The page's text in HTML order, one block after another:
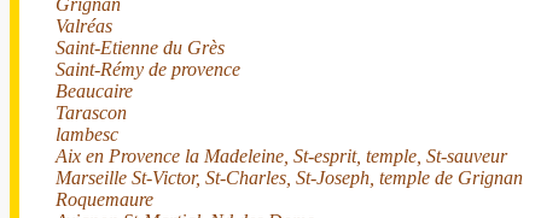
Grignan
Valréas
Saint-Etienne du Grès
Saint-Rémy de provence
Beaucaire
Tarascon
lambesc
Aix en Provence la Madeleine, St-esprit, temple, St-sauveur
Marseille St-Victor, St-Charles, St-Joseph, temple de Grignan
Roquemaure